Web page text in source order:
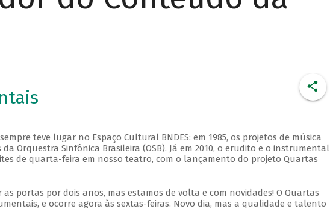
teve lugar no Espaço Cultural BNDES: em 1985, os projetos de música
Orquestra Sinfônica Brasileira (OSB). Já em 2010, o erudito e o instrumental
de quarta-feira em nosso teatro, com o lançamento do projeto Quartas
portas por dois anos, mas estamos de volta e com novidades! O Quartas
e ocorre agora às sextas-feiras. Novo dia, mas a qualidade e talento